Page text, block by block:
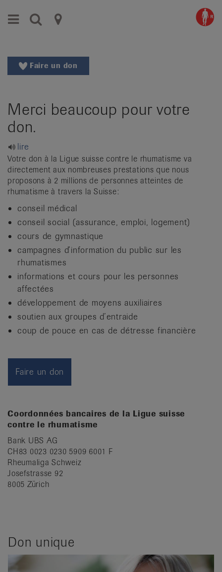
vers
au
Aller
Changer
de
région
Changer
de
langue:
de
Faire un don
Merci beaucoup pour votre
don.
lire
Votre don à la Ligue suisse contre le rhumatisme va
directement aux nombreuses prestations que nous
proposons à 2 millions de personnes atteintes de
rhumatisme à travers la Suisse:
conseil médical
conseil social (assurance, emploi, logement)
cours de gymnastique
campagnes d’information du public sur les
rhumatismes
informations et cours pour les personnes
affectées
développement de moyens auxiliaires
soutien aux groupes d’entraide
coup de pouce en cas de détresse financière
Faire un don
Coordonnées bancaires de la Ligue suisse
contre le rhumatisme
Bank UBS AG
CH83 0023 0230 5909 6001 F
Rheumaliga Schweiz
Josefstrasse 92
8005 Zürich
Don unique
Menu Recherche
Ligues
contre
le
|
de
patients